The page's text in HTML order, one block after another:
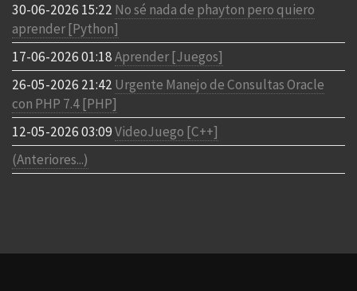
30-06-2026 15:22 No sé nada de phayton pero quiero
aprender [Python]
17-06-2026 01:18Aprender [Juegos]
26-05-2026 21:42 Urgente Manejo de Consultas Oracle
con PHP 7.4 [PHP]
12-05-2026 03:09VideoJuego [C++]
(Anteriores...)